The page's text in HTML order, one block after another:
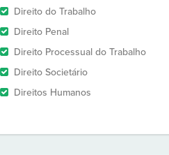
Direito do Trabalho
Direito Penal
Direito Processual do Trabalho
Direito Societário
Direitos Humanos